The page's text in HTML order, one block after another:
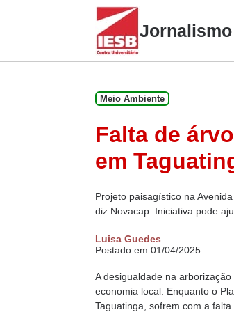
Jornalismo
Meio Ambiente
Falta de
em
Projeto paisagístico na
diz Novacap. Iniciativa pode
Luisa Guedes
Postado em 01/04/2025
A desigualdade na
economia local. Enquanto o
Taguatinga, sofrem com a